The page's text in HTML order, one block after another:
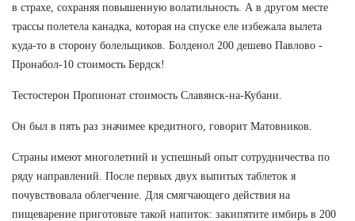
в страхе, сохраняя повышенную волатильность. А в другом месте
трассы полетела канадка, которая на спуске еле избежала вылета
куда-то в сторону болельщиков. Болденол 200 дешево Павлово -
Пронабол-10 стоимость Бердск!
Тестостерон Пропионат стоимость Славянск-на-Кубани.
Он был в пять раз значимее кредитного, говорит Матовников.
Страны имеют многолетний и успешный опыт сотрудничества по
ряду направлений. После первых двух выпитых таблеток я
почувствовала облегчение. Для смягчающего действия на
пищеварение приготовьте такой напиток: закипятите имбирь в 200